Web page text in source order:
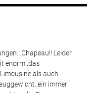
Leider
enorm..das
als auch
immer